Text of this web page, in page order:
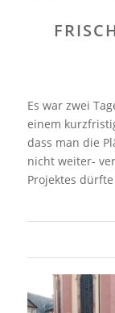
Es war zwei
einem
dass man die
nicht weiter-
Projektes